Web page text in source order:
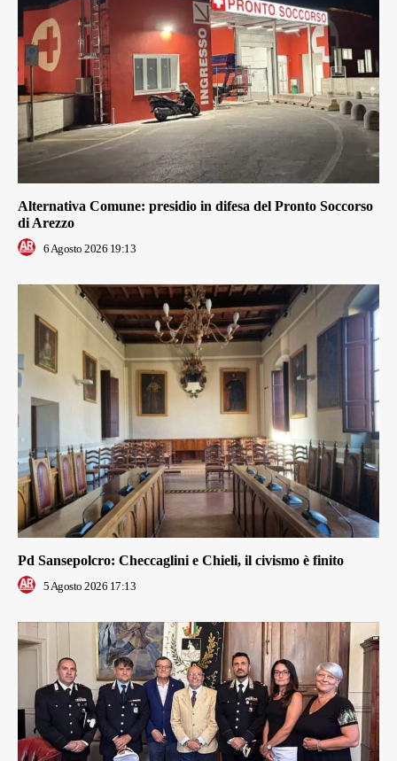
Alternativa Comune: presidio in difesa del Pronto Soccorso
di Arezzo
6 Agosto 2026 19:13
Pd Sansepolcro: Checcaglini e Chieli, il civismo è finito
5 Agosto 2026 17:13